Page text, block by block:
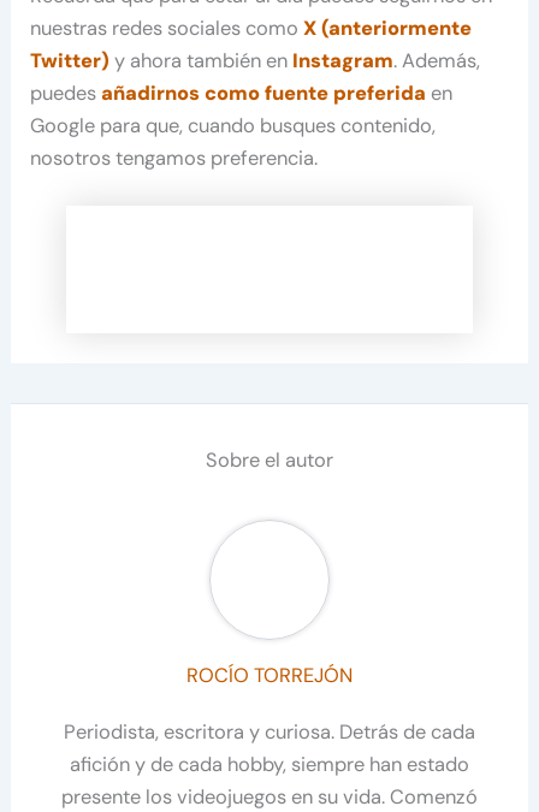
nuestras redes sociales comoX (anteriormente
Twitter) y ahora también en Instagram. Además,
puedesañadirnos como fuente preferida en
Google para que, cuando busques contenido,
nosotros tengamos preferencia.
Sobre el autor
ROCÍO TORREJÓN
Periodista, escritora y curiosa. Detrás de cada
afición y de cada hobby, siempre han estado
presente los videojuegos en su vida. Comenzó